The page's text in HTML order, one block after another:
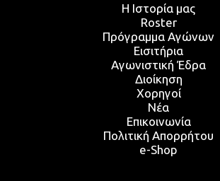
Η Ιστορία μας
Roster
Πρόγραμμα Αγώνων
Εισιτήρια
Αγωνιστική Έδρα
Διοίκηση
Χορηγοί
Νέα
Επικοινωνία
Πολιτική Απορρήτου
e-Shop